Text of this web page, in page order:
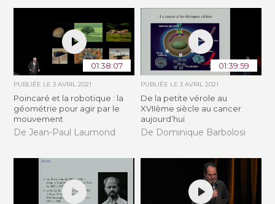
01:38:07
PUBLIÉE LE3 AVRIL 2021
Poincaré et la robotique : la
géométrie pour agir par le
mouvement
De Jean-Paul Laumond
01:39:59
PUBLIÉE LE 3 AVRIL 2021
De la petite vérole au
XVIIème siècle au cancer
aujourd’hui
De Dominique Barbolosi